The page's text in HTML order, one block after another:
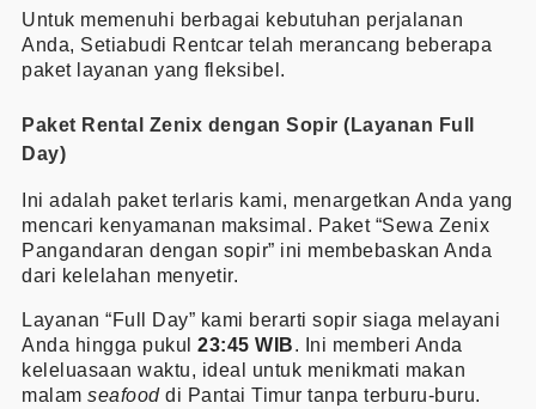
Untuk memenuhi berbagai kebutuhan perjalanan
Anda, Setiabudi Rentcar telah merancang beberapa
paket layanan yang fleksibel.
Paket Rental Zenix dengan Sopir (Layanan Full
Day)
Ini adalah paket terlaris kami, menargetkan Anda yang
mencari kenyamanan maksimal. Paket “Sewa Zenix
Pangandaran dengan sopir” ini membebaskan Anda
dari kelelahan menyetir.
Layanan “Full Day” kami berarti sopir siaga melayani
Anda hingga pukul 23:45 WIB. Ini memberi Anda
keleluasaan waktu, ideal untuk menikmati makan
malam seafooddi Pantai Timur tanpa terburu-buru.